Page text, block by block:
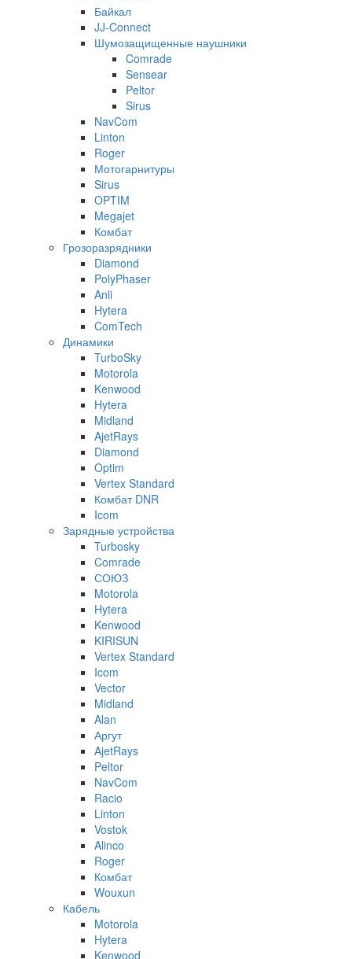
Байкал
JJ-Connect
Шумозащищенные наушники
Comrade
Sensear
Peltor
Sirus
NavCom
Linton
Roger
Мотогарнитуры
Sirus
OPTIM
Megajet
Комбат
Грозоразрядники
Diamond
PolyPhaser
Anli
Hytera
ComTech
Динамики
TurboSky
Motorola
Kenwood
Hytera
Midland
AjetRays
Diamond
Optim
Vertex Standard
Комбат DNR
Icom
Зарядные устройства
Turbosky
Comrade
СОЮЗ
Motorola
Hytera
Kenwood
KIRISUN
Vertex Standard
Icom
Vector
Midland
Alan
Аргут
AjetRays
Peltor
NavCom
Racio
Linton
Vostok
Alinco
Roger
Комбат
Wouxun
Кабель
Motorola
Hytera
Kenwood